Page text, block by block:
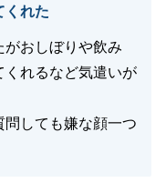
くれた
おしぼりや飲み
くれるなど気遣いが
しても嫌な顔一つ